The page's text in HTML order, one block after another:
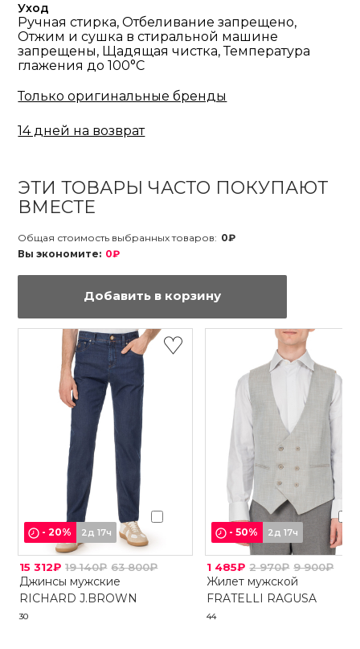
Уход
Ручная стирка, Отбеливание запрещено,
Отжим и сушка в стиральной машине
запрещены, Щадящая чистка, Температура
глажения до 100°С
Только оригинальные бренды
14 дней на возврат
ЭТИ ТОВАРЫ ЧАСТО ПОКУПАЮТ
ВМЕСТЕ
Общая стоимость выбранных товаров: 0₽
Вы экономите: 0₽
Добавить в корзину
-20% 2д 17ч
15 312₽ 19 140₽ 63 800₽
Джинсы мужские
RICHARD J.BROWN
30
-50% 2д 17ч
1 485₽ 2 970₽ 9 900₽
Жилет мужской
FRATELLI RAGUSA
44